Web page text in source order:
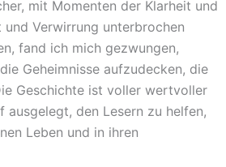
mit Momenten der Klarheit und
Verwirrung unterbrochen
fand ich mich gezwungen,
Geheimnisse aufzudecken, die
Geschichte ist voller wertvoller
ausgelegt, den Lesern zu helfen,
Leben und in ihren